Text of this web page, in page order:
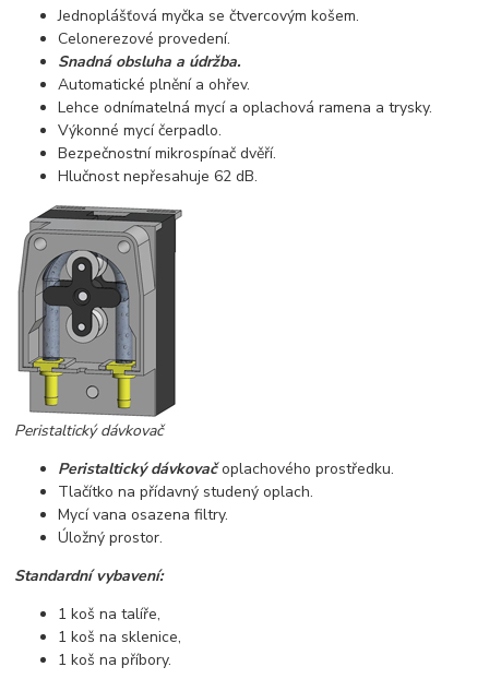
Jednoplášťová myčka se čtvercovým košem.
Celonerezové provedení.
Snadná obsluha a údržba.
Automatické plnění a ohřev.
Lehce odnímatelná mycí a oplachová ramena a trysky.
Výkonné mycí čerpadlo.
Bezpečnostní mikrospínač dvěří.
Hlučnost nepřesahuje 62 dB.
Peristaltický dávkovač
Peristaltický dávkovačoplachového prostředku.
Tlačítko na přídavný studený oplach.
Mycí vana osazena filtry.
Úložný prostor.
Standardní vybavení:
1 koš na talíře,
1 koš na sklenice,
1 koš na příbory.